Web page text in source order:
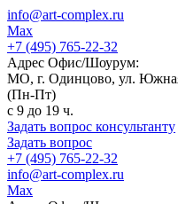
info@art-complex.ru
Max
+7 (495) 765-22-32
Адрес Офис/Шоурум:
МО, г. Одинцово, ул.
(Пн-Пт)
с 9 до 19 ч.
Задать вопрос консультанту
Задать вопрос
+7 (495) 765-22-32
info@art-complex.ru
Max